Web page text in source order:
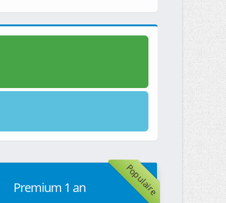
Populaire
Premium 1 an